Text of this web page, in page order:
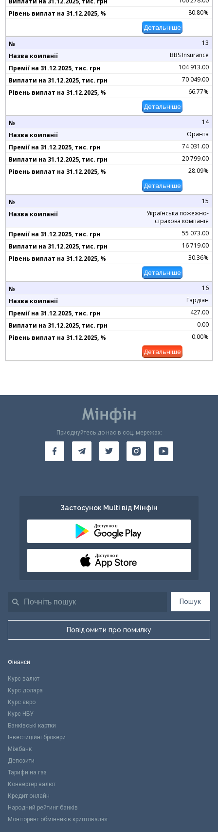
80.80%
Детальніше
13
BBS Insurance
104 913.00
70 049.00
66.77%
Детальніше
14
Оранта
74 031.00
20 799.00
28.09%
Детальніше
15
Українська пожежно-
страхова компанія
55 073.00
16 719.00
30.36%
Детальніше
16
Гардіан
427.00
0.00
0.00%
Детальніше
Пошук
Повідомити про помилку
Приєднуйтесь до нас в соц. мережах:
Застосунок Multi від Мінфін
Доступно в
Доступно в
Фінанси
Курс валют
Курс долара
Курс євро
Курс НБУ
Банківські картки
Інвестиційні брокери
Міжбанк
Депозити
Тарифи на газ
Конвертер валют
Кредит онлайн
Народний рейтинг банків
Моніторинг обмінників криптовалют